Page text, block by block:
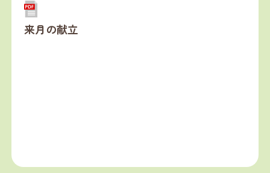
来月の献立